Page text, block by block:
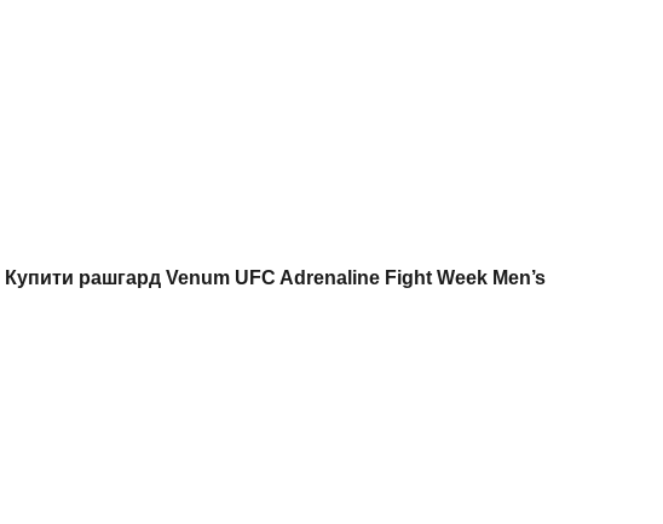
Купити рашгард Venum UFC Adrenaline Fight Week Men’s